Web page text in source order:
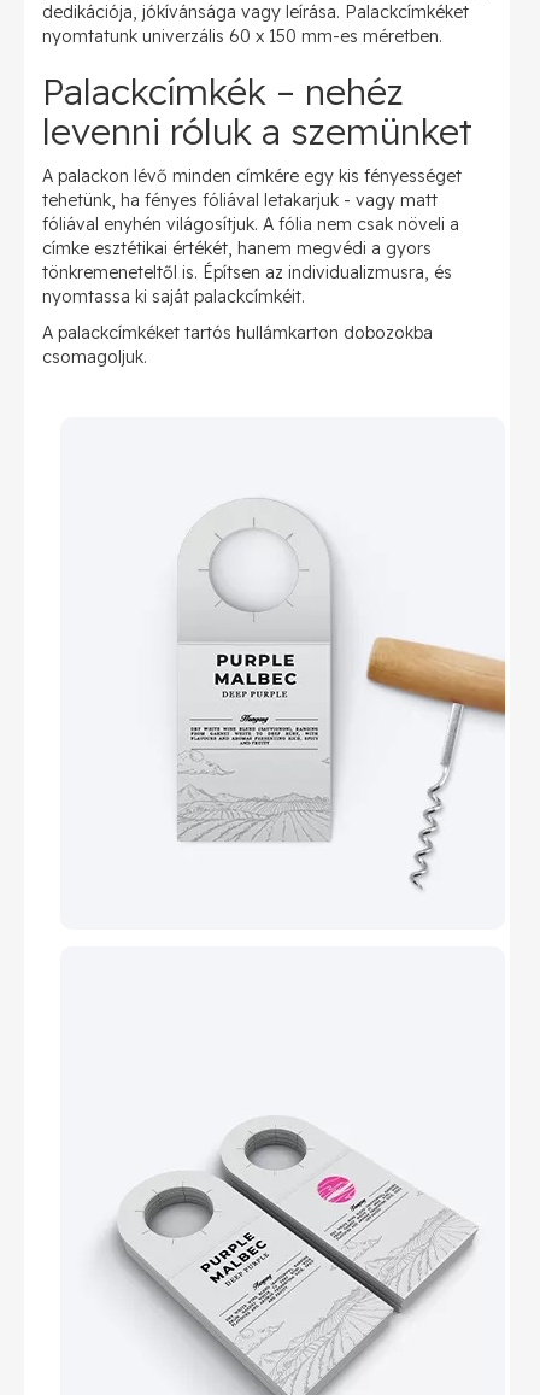
dedikációja, jókívánsága vagy leírása. Palackcímkéket
nyomtatunk univerzális 60 x 150 mm-es méretben.
Palackcímkék – nehéz
levenni róluk a szemünket
A palackon lévő minden címkére egy kis fényességet
tehetünk, ha fényes fóliával letakarjuk - vagy matt
fóliával enyhén világosítjuk. A fólia nem csak növeli a
címke esztétikai értékét, hanem megvédi a gyors
tönkremeneteltől is. Építsen az individualizmusra, és
nyomtassa ki saját palackcímkéit.
A palackcímkéket tartós hullámkarton dobozokba
csomagoljuk.